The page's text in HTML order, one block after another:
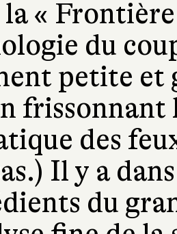
la «
du
petite et
frissonnant
des
Il y a
du